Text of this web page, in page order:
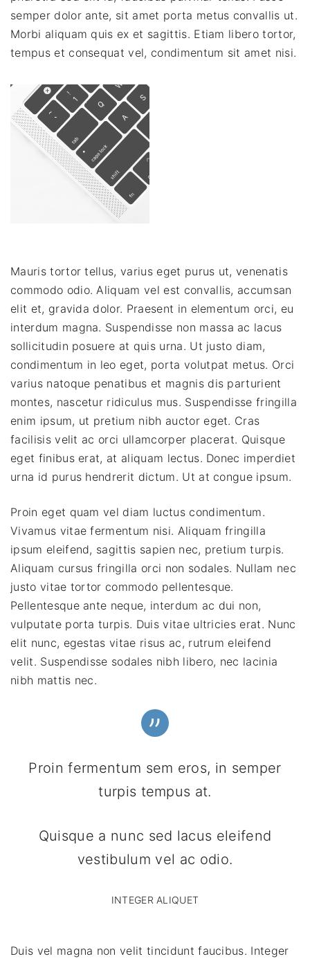
semper dolor ante, sit amet porta metus convallis ut.
Morbi aliquam quis ex et sagittis. Etiam libero tortor,
tempus et consequat vel, condimentum sit amet nisi.
Mauris tortor tellus, varius eget purus ut, venenatis
commodo odio. Aliquam vel est convallis, accumsan
elit et, gravida dolor. Praesent in elementum orci, eu
interdum magna. Suspendisse non massa ac lacus
sollicitudin posuere at quis urna. Ut justo diam,
condimentum in leo eget, porta volutpat metus. Orci
varius natoque penatibus et magnis dis parturient
montes, nascetur ridiculus mus. Suspendisse fringilla
enim ipsum, ut pretium nibh auctor eget. Cras
facilisis velit ac orci ullamcorper placerat. Quisque
eget finibus erat, at aliquam lectus. Donec imperdiet
urna id purus hendrerit dictum. Ut at congue ipsum.
Proin eget quam vel diam luctus condimentum.
Vivamus vitae fermentum nisi. Aliquam fringilla
ipsum eleifend, sagittis sapien nec, pretium turpis.
Aliquam cursus fringilla orci non sodales. Nullam nec
justo vitae tortor commodo pellentesque.
Pellentesque ante neque, interdum ac dui non,
vulputate porta turpis. Duis vitae ultricies erat. Nunc
elit nunc, egestas vitae risus ac, rutrum eleifend
velit. Suspendisse sodales nibh libero, nec lacinia
nibh mattis nec.
Proin fermentum sem eros, in semper
turpis tempus at.
Quisque a nunc sed lacus eleifend
vestibulum vel ac odio.
INTEGER ALIQUET
Duis vel magna non velit tincidunt faucibus. Integer